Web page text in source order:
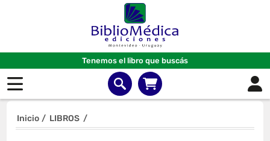
Tenemos el libro que buscás
Inicio / LIBROS /